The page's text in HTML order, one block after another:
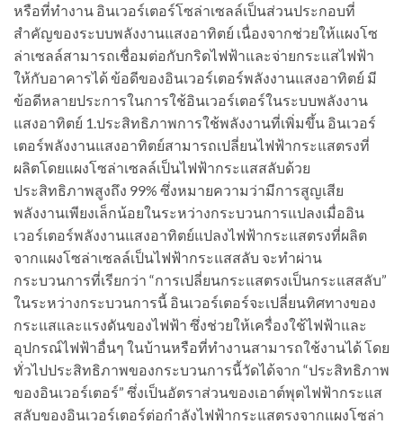
หรือที่ทำงาน อินเวอร์เตอร์โซล่าเซลล์เป็นส่วนประกอบที่
สำคัญของระบบพลังงานแสงอาทิตย์ เนื่องจากช่วยให้แผงโซ
ล่าเซลล์สามารถเชื่อมต่อกับกริดไฟฟ้าและจ่ายกระแสไฟฟ้า
ให้กับอาคารได้ ข้อดีของอินเวอร์เตอร์พลังงานแสงอาทิตย์ มี
ข้อดีหลายประการในการใช้อินเวอร์เตอร์ในระบบพลังงาน
แสงอาทิตย์ 1.ประสิทธิภาพการใช้พลังงานที่เพิ่มขึ้น อินเวอร์
เตอร์พลังงานแสงอาทิตย์สามารถเปลี่ยนไฟฟ้ากระแสตรงที่
ผลิตโดยแผงโซล่าเซลล์เป็นไฟฟ้ากระแสสลับด้วย
ประสิทธิภาพสูงถึง 99% ซึ่งหมายความว่ามีการสูญเสีย
พลังงานเพียงเล็กน้อยในระหว่างกระบวนการแปลงเมื่ออิน
เวอร์เตอร์พลังงานแสงอาทิตย์แปลงไฟฟ้ากระแสตรงที่ผลิต
จากแผงโซล่าเซลล์เป็นไฟฟ้ากระแสสลับ จะทำผ่าน
กระบวนการที่เรียกว่า “การเปลี่ยนกระแสตรงเป็นกระแสสลับ”
ในระหว่างกระบวนการนี้ อินเวอร์เตอร์จะเปลี่ยนทิศทางของ
กระแสและแรงดันของไฟฟ้า ซึ่งช่วยให้เครื่องใช้ไฟฟ้าและ
อุปกรณ์ไฟฟ้าอื่นๆ ในบ้านหรือที่ทำงานสามารถใช้งานได้ โดย
ทั่วไปประสิทธิภาพของกระบวนการนี้วัดได้จาก “ประสิทธิภาพ
ของอินเวอร์เตอร์” ซึ่งเป็นอัตราส่วนของเอาต์พุตไฟฟ้ากระแส
สลับของอินเวอร์เตอร์ต่อกำลังไฟฟ้ากระแสตรงจากแผงโซล่า